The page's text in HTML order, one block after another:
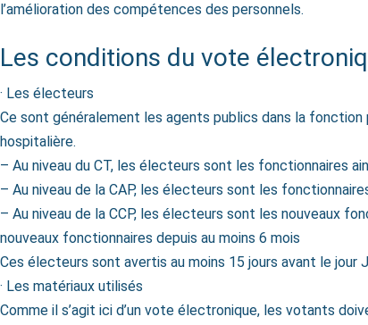
l’amélioration des compétences des personnels.
Les conditions du vote
· Les électeurs
Ce sont généralement les agents publics dans la
hospitalière.
– Au niveau du CT, les électeurs sont les fonctionnaires
– Au niveau de la CAP, les électeurs sont les
– Au niveau de la CCP, les électeurs sont les nouveaux
nouveaux fonctionnaires depuis au moins 6 mois
Ces électeurs sont avertis au moins 15 jours avant le jour
· Les matériaux utilisés
Comme il s’agit ici d’un vote électronique, les votants